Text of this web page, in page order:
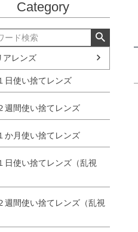
Category
アレンズ
日使い捨てレンズ
間使い捨てレンズ
月使い捨てレンズ
使い捨てレンズ（乱視
間使い捨てレンズ（乱視